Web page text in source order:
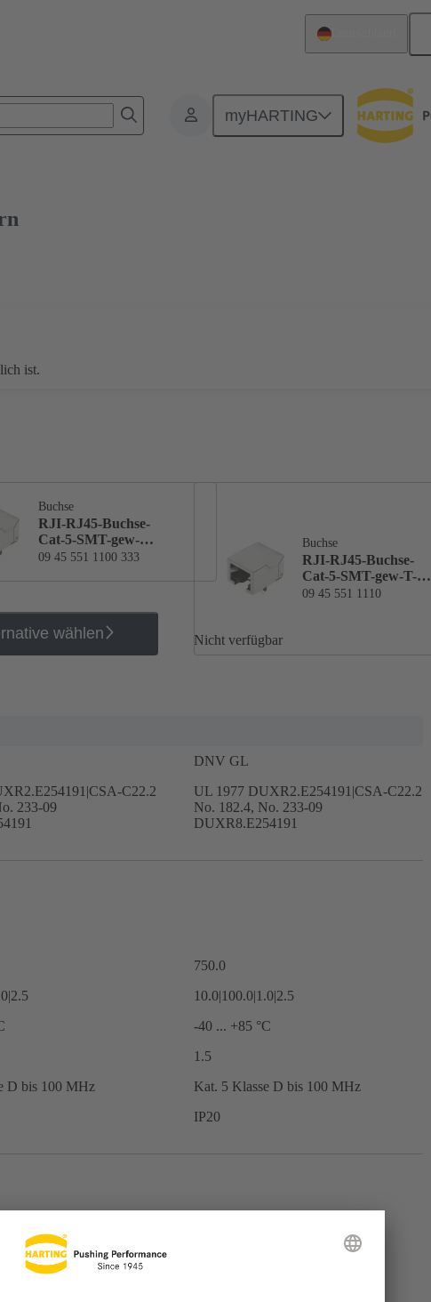
myHARTING
ist.
Buchse
RJI-RJ45-Buchse-
Cat-5-SMT-gew-
Sample
09 45 551 1100 333
wählen
Buchse
RJI-RJ45-Buchse-
Cat-5-SMT-gew-T-R-
130
09 45 551 1110
Nicht verfügbar
DNV GL
C22.2
233-09
UL 1977 DUXR2.E254191|CSA-C22.2
No. 182.4, No. 233-09
DUXR8.E254191
750.0
10.0|100.0|1.0|2.5
-40 ... +85 °C
1.5
D bis 100 MHz
Kat. 5 Klasse D bis 100 MHz
IP20